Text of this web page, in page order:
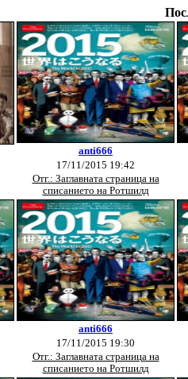
anti666
17/11/2015 19:42
Отг.: Заглавната страница на
списанието на Ротшилд
anti666
17/11/2015 19:30
Отг.: Заглавната страница на
списанието на Ротшилд